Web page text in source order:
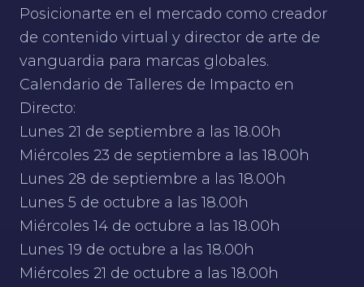
Posicionarte en el mercado como creador
de contenido virtual y director de arte de
vanguardia para marcas globales.
Calendario de Talleres de Impacto en
Directo:
Lunes 21 de septiembre a las 18.00h
Miércoles 23 de septiembre a las 18.00h
Lunes 28 de septiembre a las 18.00h
Lunes 5 de octubre a las 18.00h
Miércoles 14 de octubre a las 18.00h
Lunes 19 de octubre a las 18.00h
Miércoles 21 de octubre a las 18.00h